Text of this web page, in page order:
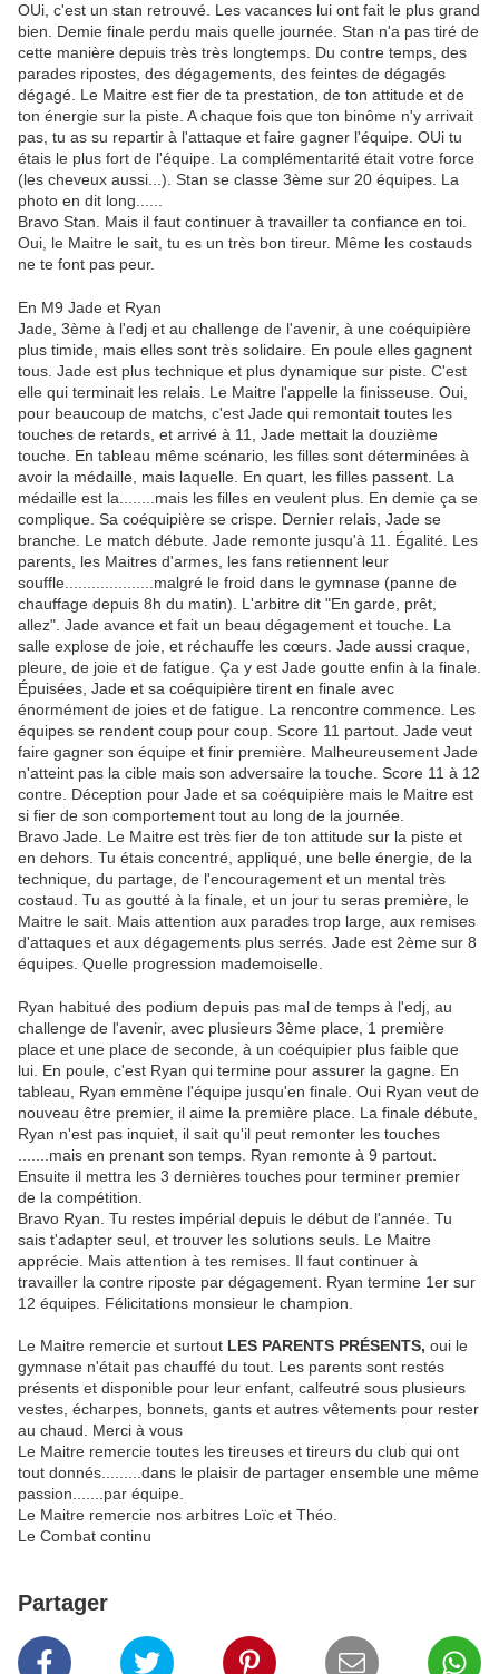
OUi, c'est un stan retrouvé. Les vacances lui ont fait le plus grand
bien. Demie finale perdu mais quelle journée. Stan n'a pas tiré de
cette manière depuis très très longtemps. Du contre temps, des
parades ripostes, des dégagements, des feintes de dégagés
dégagé. Le Maitre est fier de ta prestation, de ton attitude et de
ton énergie sur la piste. A chaque fois que ton binôme n'y arrivait
pas, tu as su repartir à l'attaque et faire gagner l'équipe. OUi tu
étais le plus fort de l'équipe. La complémentarité était votre force
(les cheveux aussi...). Stan se classe 3ème sur 20 équipes. La
photo en dit long......
Bravo Stan. Mais il faut continuer à travailler ta confiance en toi.
Oui, le Maitre le sait, tu es un très bon tireur. Même les costauds
ne te font pas peur.
En M9 Jade et Ryan
Jade, 3ème à l'edj et au challenge de l'avenir, à une coéquipière
plus timide, mais elles sont très solidaire. En poule elles gagnent
tous. Jade est plus technique et plus dynamique sur piste. C'est
elle qui terminait les relais. Le Maitre l'appelle la finisseuse. Oui,
pour beaucoup de matchs, c'est Jade qui remontait toutes les
touches de retards, et arrivé à 11, Jade mettait la douzième
touche. En tableau même scénario, les filles sont déterminées à
avoir la médaille, mais laquelle. En quart, les filles passent. La
médaille est la........mais les filles en veulent plus. En demie ça se
complique. Sa coéquipière se crispe. Dernier relais, Jade se
branche. Le match débute. Jade remonte jusqu'à 11. Égalité. Les
parents, les Maitres d'armes, les fans retiennent leur
souffle....................malgré le froid dans le gymnase (panne de
chauffage depuis 8h du matin). L'arbitre dit "En garde, prêt,
allez". Jade avance et fait un beau dégagement et touche. La
salle explose de joie, et réchauffe les cœurs. Jade aussi craque,
pleure, de joie et de fatigue. Ça y est Jade goutte enfin à la finale.
Épuisées, Jade et sa coéquipière tirent en finale avec
énormément de joies et de fatigue. La rencontre commence. Les
équipes se rendent coup pour coup. Score 11 partout. Jade veut
faire gagner son équipe et finir première. Malheureusement Jade
n'atteint pas la cible mais son adversaire la touche. Score 11 à 12
contre. Déception pour Jade et sa coéquipière mais le Maitre est
si fier de son comportement tout au long de la journée.
Bravo Jade. Le Maitre est très fier de ton attitude sur la piste et
en dehors. Tu étais concentré, appliqué, une belle énergie, de la
technique, du partage, de l'encouragement et un mental très
costaud. Tu as goutté à la finale, et un jour tu seras première, le
Maitre le sait. Mais attention aux parades trop large, aux remises
d'attaques et aux dégagements plus serrés. Jade est 2ème sur 8
équipes. Quelle progression mademoiselle.
Ryan habitué des podium depuis pas mal de temps à l'edj, au
challenge de l'avenir, avec plusieurs 3ème place, 1 première
place et une place de seconde, à un coéquipier plus faible que
lui. En poule, c'est Ryan qui termine pour assurer la gagne. En
tableau, Ryan emmène l'équipe jusqu'en finale. Oui Ryan veut de
nouveau être premier, il aime la première place. La finale débute,
Ryan n'est pas inquiet, il sait qu'il peut remonter les touches
.......mais en prenant son temps. Ryan remonte à 9 partout.
Ensuite il mettra les 3 dernières touches pour terminer premier
de la compétition.
Bravo Ryan. Tu restes impérial depuis le début de l'année. Tu
sais t'adapter seul, et trouver les solutions seuls. Le Maitre
apprécie. Mais attention à tes remises. Il faut continuer à
travailler la contre riposte par dégagement. Ryan termine 1er sur
12 équipes. Félicitations monsieur le champion.
Le Maitre remercie et surtout LES PARENTS PRÉSENTS, oui le
gymnase n'était pas chauffé du tout. Les parents sont restés
présents et disponible pour leur enfant, calfeutré sous plusieurs
vestes, écharpes, bonnets, gants et autres vêtements pour rester
au chaud. Merci à vous
Le Maitre remercie toutes les tireuses et tireurs du club qui ont
tout donnés.........dans le plaisir de partager ensemble une même
passion.......par équipe.
Le Maitre remercie nos arbitres Loïc et Théo.
Le Combat continu
Partager